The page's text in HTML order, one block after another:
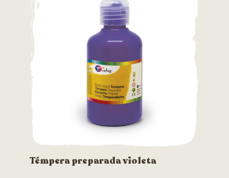
Témpera preparada violeta